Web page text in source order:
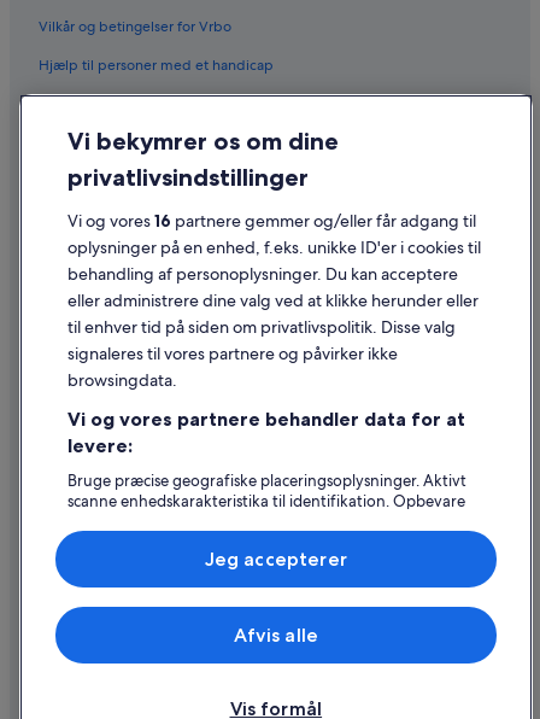
Vilkår og betingelser for Vrbo
Hjælp til personer med et handicap
Cookies
Generelle vilkår for brug
Juridiske oplysninger/Kontakt os
Retningslinjer for indhold og indberetning af indhold
Hjælp
Kontakt os
Ændr eller afbestil din reservation
Forløb og behandlingstider for refusion
Book en flyrejse med et tilgodehavende fra et flyselskab
Internationale rejsedokumenter
Expedia, Inc. er ikke ansvarlig for indhold fra eksterne hjemmesider.
© 2026 Expedia, Inc. – en del af Expedia Group. Alle rettigheder
forbeholdes. Expedia og Expedias logo er varemærker eller registrerede
Vi bekymrer os om dine
privatlivsindstillinger
Vi og vores16 partnere gemmer og/eller får adgang til
oplysninger på en enhed, f.eks. unikke ID'er i cookies til
behandling af personoplysninger. Du kan acceptere
eller administrere dine valg ved at klikke herunder eller
til enhver tid på siden om privatlivspolitik. Disse valg
signaleres til vores partnere og påvirker ikke
browsingdata.
Vi og vores partnere behandler data for at
levere:
Bruge præcise geografiske placeringsoplysninger. Aktivt
scanne enhedskarakteristika til identifikation. Opbevare
annoncering og indhold, annoncerings- og
indholdsmåling, målgruppeundersøgelser og udvikling af
tjenester.
Liste over partnere (leverandører)
Vis formål
Afvis alle
Jeg accepterer